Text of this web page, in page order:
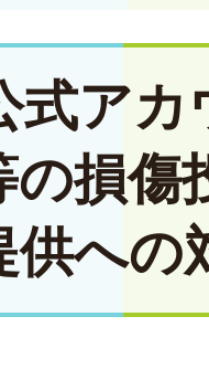
式アカ
の損傷
供への